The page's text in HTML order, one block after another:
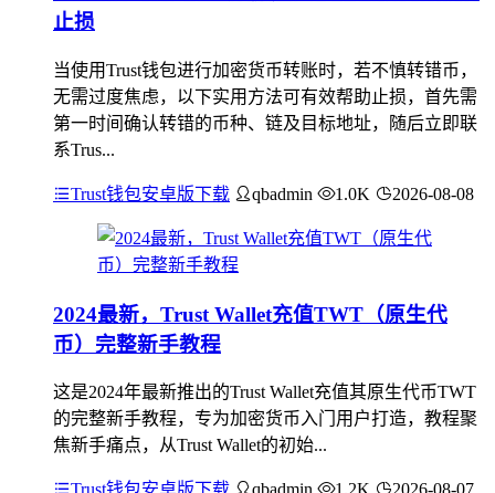
止损
当使用Trust钱包进行加密货币转账时，若不慎转错币，
无需过度焦虑，以下实用方法可有效帮助止损，首先需
第一时间确认转错的币种、链及目标地址，随后立即联
系Trus...
Trust钱包安卓版下载 qbadmin 1.0K 2026-08-08
2024最新，Trust Wallet充值TWT（原生代
币）完整新手教程
这是2024年最新推出的Trust Wallet充值其原生代币TWT
的完整新手教程，专为加密货币入门用户打造，教程聚
焦新手痛点，从Trust Wallet的初始...